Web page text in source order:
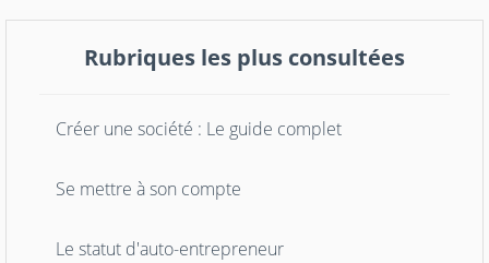
Rubriques les plus consultées
Créer une société : Le guide complet
Se mettre à son compte
Le statut d'auto-entrepreneur